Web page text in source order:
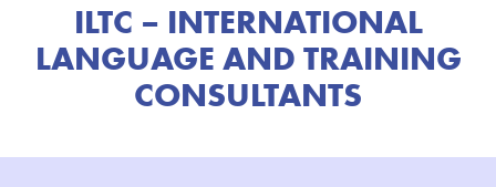
ILTC – INTERNATIONAL
LANGUAGE AND TRAINING
CONSULTANTS